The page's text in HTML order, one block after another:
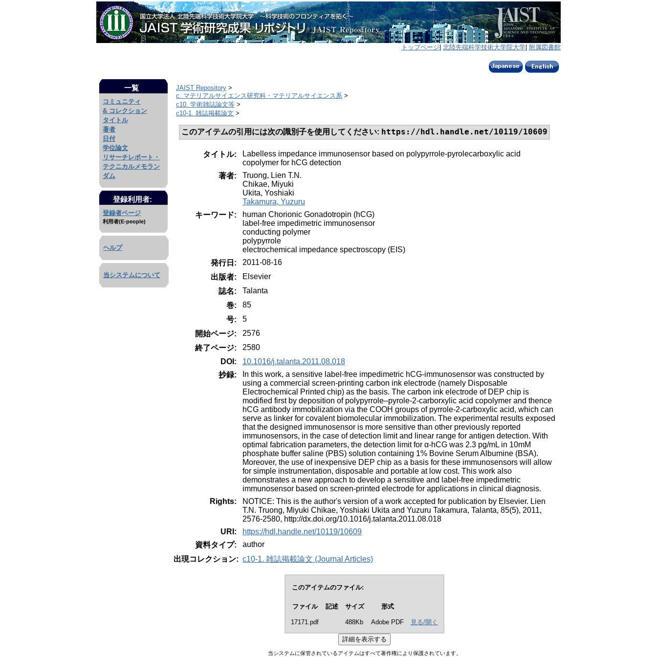
トップページ 北陸先端科学技術大学院大学 附属図書館
一覧
コミュニティ
& コレクション
タイトル
著者
日付
学位論文
リサーチレポート・
テクニカルメモラン
ダム
登録利用者:
登録者ページ
利用者(E-people)
ヘルプ
当システムについて
JAIST Repository >
c. マテリアルサイエンス研究科・マテリアルサイエンス系 >
c10. 学術雑誌論文等 >
c10-1. 雑誌掲載論文 >
このアイテムの引用には次の識別子を使用してください: https://hdl.handle.net/10119/10609
タイトル:
Labelless impedance immunosensor based on polypyrrole-pyrolecarboxylic acid
copolymer for hCG detection
著者:
Truong, Lien T.N.
Chikae, Miyuki
Ukita, Yoshiaki
Takamura, Yuzuru
キーワード:
human Chorionic Gonadotropin (hCG)
label-free impedimetric immunosensor
conducting polymer
polypyrrole
electrochemical impedance spectroscopy (EIS)
発行日:
2011-08-16
出版者:
Elsevier
誌名:
Talanta
巻:
85
号:
5
開始ページ:
2576
終了ページ:
2580
DOI:
10.1016/j.talanta.2011.08.018
抄録:
In this work, a sensitive label-free impedimetric hCG-immunosensor was constructed by
using a commercial screen-printing carbon ink electrode (namely Disposable
Electrochemical Printed chip) as the basis. The carbon ink electrode of DEP chip is
modified first by deposition of polypyrrole–pyrole-2-carborxylic acid copolymer and thence
hCG antibody immobilization via the COOH groups of pyrrole-2-carboxylic acid, which can
serve as linker for covalent biomolecular immobilization. The experimental results exposed
that the designed immunosensor is more sensitive than other previously reported
immunosensors, in the case of detection limit and linear range for antigen detection. With
optimal fabrication parameters, the detection limit for α-hCG was 2.3 pg/mL in 10mM
phosphate buffer saline (PBS) solution containing 1% Bovine Serum Albumine (BSA).
Moreover, the use of inexpensive DEP chip as a basis for these immunosensors will allow
for simple instrumentation, disposable and portable at low cost. This work also
demonstrates a new approach to develop a sensitive and label-free impedimetric
immunosensor based on screen-printed electrode for applications in clinical diagnosis.
Rights:
NOTICE: This is the author's version of a work accepted for publication by Elsevier. Lien
T.N. Truong, Miyuki Chikae, Yoshiaki Ukita and Yuzuru Takamura, Talanta, 85(5), 2011,
2576-2580, http://dx.doi.org/10.1016/j.talanta.2011.08.018
URI:
https://hdl.handle.net/10119/10609
資料タイプ:
author
出現コレクション: c10-1. 雑誌掲載論文 (Journal Articles)
このアイテムのファイル:
ファイル 記述 サイズ 形式
17171.pdf 488Kb Adobe PDF 見る/開く
当システムに保管されているアイテムはすべて著作権により保護されています。